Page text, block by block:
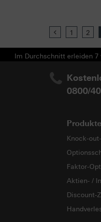
Previous
1 2
Im Durchschnitt erleiden
0800/
Produkte
Knock-
Faktor-
Aktien- /
Discount-